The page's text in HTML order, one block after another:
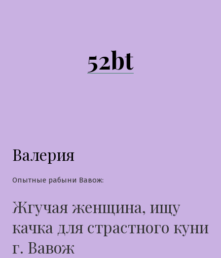
52bt
Валерия
Опытные рабыни Вавож:
Жгучая женщина, ищу
качка для страстного куни
г. Вавож